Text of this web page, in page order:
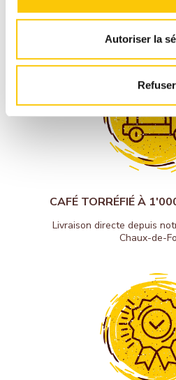
Autoriser la
Refuser
suisse et
CAFÉ TORRÉFIÉ À
Livraison directe depuis
Chaux-de-